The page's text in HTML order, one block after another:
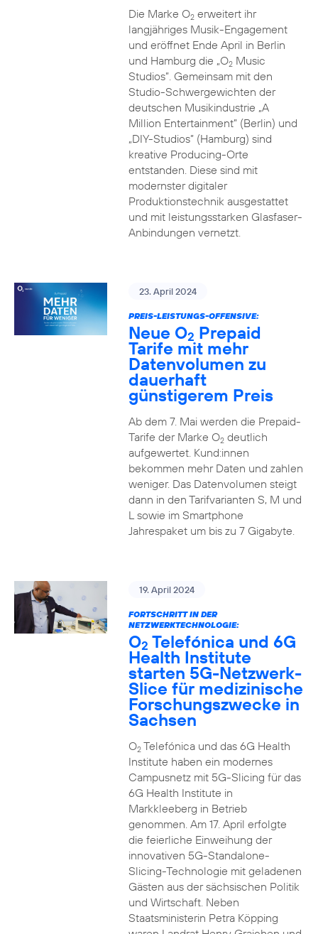
Die Marke O2erweitert ihr
langjähriges Musik-Engagement
und eröffnet Ende April in Berlin
und Hamburg die „O2Music
Studios”. Gemeinsam mit den
Studio-Schwergewichten der
deutschen Musikindustrie „A
Million Entertainment” (Berlin) und
„DIY-Studios” (Hamburg) sind
kreative Producing-Orte
entstanden. Diese sind mit
modernster digitaler
Produktionstechnik ausgestattet
und mit leistungsstarken Glasfaser-
Anbindungen vernetzt.
23. April 2024
PREIS-LEISTUNGS-OFFENSIVE:
Neue O2 Prepaid
Tarife mit mehr
Datenvolumen zu
dauerhaft
günstigerem Preis
Ab dem 7. Mai werden die Prepaid-
Tarife der Marke O2deutlich
aufgewertet. Kund:innen
bekommen mehr Daten und zahlen
weniger. Das Datenvolumen steigt
dann in den Tarifvarianten S, M und
L sowie im Smartphone
Jahrespaket um bis zu 7 Gigabyte.
19. April 2024
FORTSCHRITT IN DER
NETZWERKTECHNOLOGIE:
O2 Telefónica und 6G
Health Institute
starten 5G-Netzwerk-
Slice für medizinische
Forschungszwecke in
Sachsen
O2Telefónica und das 6G Health
Institute haben ein modernes
Campusnetz mit 5G-Slicing für das
6G Health Institute in
Markkleeberg in Betrieb
genommen. Am 17. April erfolgte
die feierliche Einweihung der
innovativen 5G-Standalone-
Slicing-Technologie mit geladenen
Gästen aus der sächsischen Politik
und Wirtschaft. Neben
Staatsministerin Petra Köpping